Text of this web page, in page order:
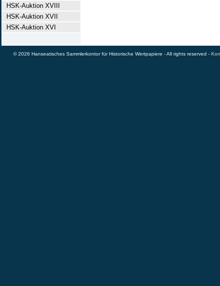
HSK-Auktion XVIII
HSK-Auktion XVII
HSK-Auktion XVI
© 2026 Hanseatisches Sammlerkontor für Historische Wertpapiere - All rights reserved -